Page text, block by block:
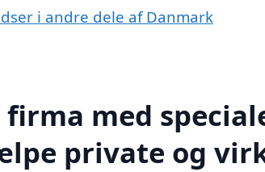
i andre dele af Danmark
med
private og